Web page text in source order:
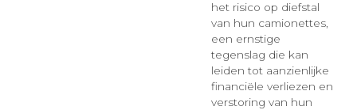
het risico op diefstal
van hun camionettes,
een ernstige
tegenslag die kan
leiden tot aanzienlijke
financiële verliezen en
verstoring van hun